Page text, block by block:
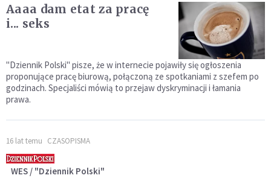
Aaaa dam etat za pracę
i... seks
"Dziennik Polski" pisze, że w internecie pojawiły się ogłoszenia
proponujące pracę biurową, połączoną ze spotkaniami z szefem po
godzinach. Specjaliści mówią to przejaw dyskryminacji i łamania
prawa.
16 lat temu CZASOPISMA
WES / "Dziennik Polski"